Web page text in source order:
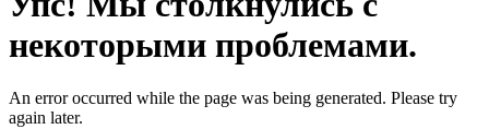
некоторыми проблемами.
An error occurred while the page was being generated. Please try
again later.